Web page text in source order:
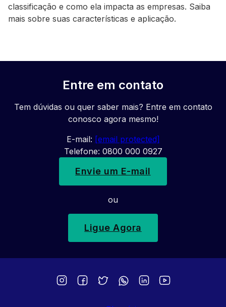
classificação e como ela impacta as empresas. Saiba
mais sobre suas características e aplicação.
Entre em contato
Tem dúvidas ou quer saber mais? Entre em contato
conosco agora mesmo!
E-mail: [email protected]
Telefone: 0800 000 0927
Envie um E-mail
ou
Ligue Agora